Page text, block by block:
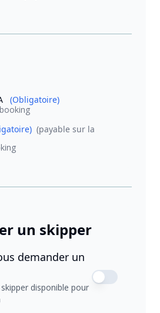
(Obligatoire)
(payable sur la
un skipper
demander un
disponible pour